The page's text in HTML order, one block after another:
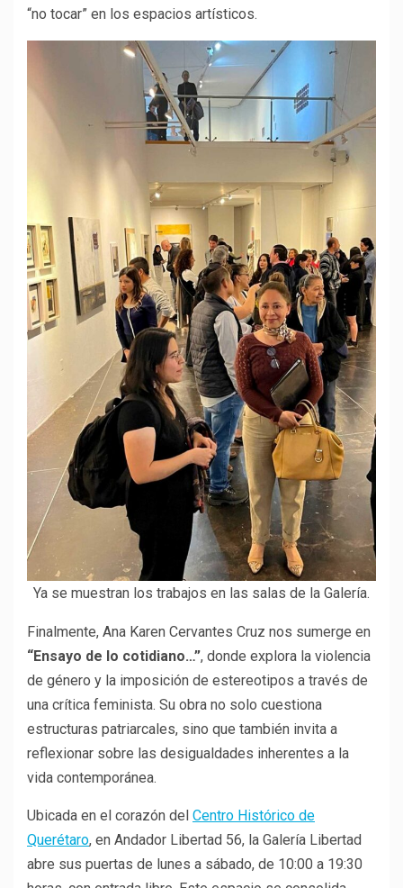
“no tocar” en los espacios artísticos.
Ya se muestran los trabajos en las salas de la Galería.
Finalmente, Ana Karen Cervantes Cruz nos sumerge en
“Ensayo de lo cotidiano…”, donde explora la violencia
de género y la imposición de estereotipos a través de
una crítica feminista. Su obra no solo cuestiona
estructuras patriarcales, sino que también invita a
reflexionar sobre las desigualdades inherentes a la
vida contemporánea.
Ubicada en el corazón del Centro Histórico de
Querétaro, en Andador Libertad 56, la Galería Libertad
abre sus puertas de lunes a sábado, de 10:00 a 19:30